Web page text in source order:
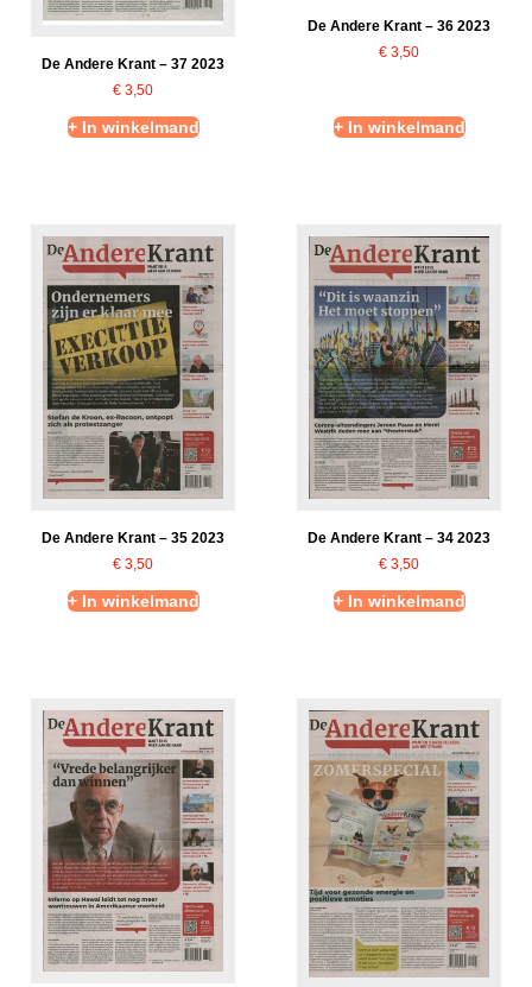
De Andere Krant – 37 2023
€ 3,50
+ In winkelmand
De Andere Krant – 36 2023
€ 3,50
+ In winkelmand
De Andere Krant – 35 2023
€ 3,50
+ In winkelmand
De Andere Krant – 34 2023
€ 3,50
+ In winkelmand